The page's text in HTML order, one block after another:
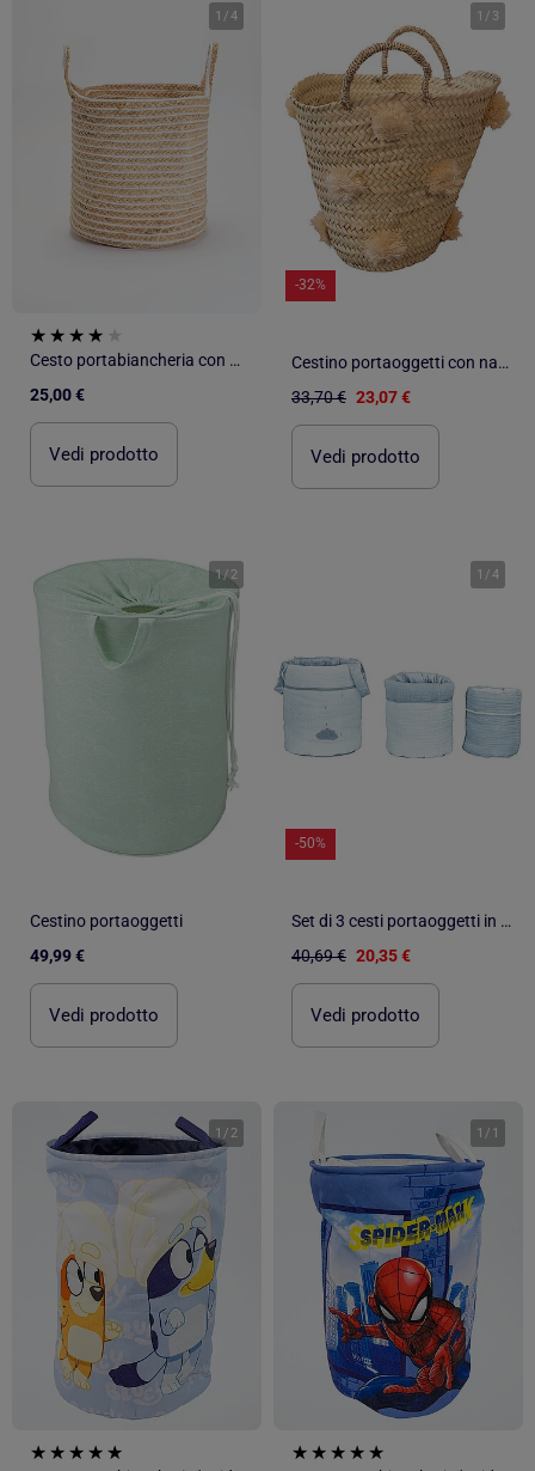
1 /4
Cesto portabiancheria con manici
25,00 €
Vedi prodotto
1 / 3
-32%
Cestino portaoggetti con nappe
33,70 € 23,07 €
Vedi prodotto
1 / 2
Cestino portaoggetti
49,99 €
Vedi prodotto
1 /4
-50%
Set di 3 cesti portaoggetti in - SAUTHON
40,69 € 20,35 €
Vedi prodotto
1 / 2 1 / 1